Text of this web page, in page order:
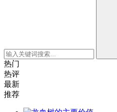
热门
热评
最新
推荐